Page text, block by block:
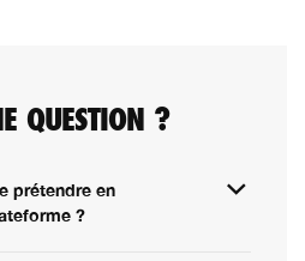
QUESTION ?
prétendre en
?